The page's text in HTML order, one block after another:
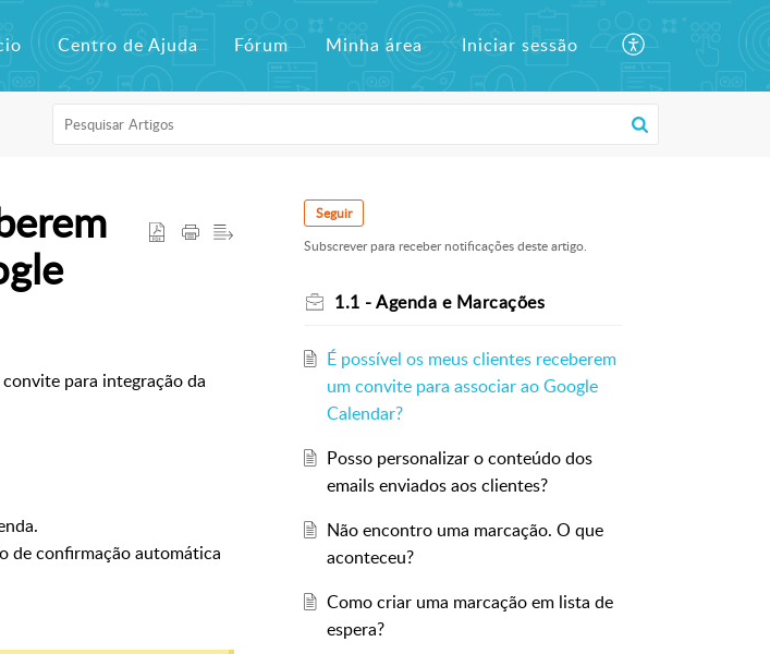
Centro de Ajuda Fórum Minha área Iniciar sessão
convite para integração da
de confirmação automática
Seguir
Subscrever para receber notificações deste artigo.
1.1 - Agenda e Marcações
É possível os meus clientes receberem
um convite para associar ao Google
Calendar?
Posso personalizar o conteúdo dos
emails enviados aos clientes?
Não encontro uma marcação. O que
aconteceu?
Como criar uma marcação em lista de
espera?